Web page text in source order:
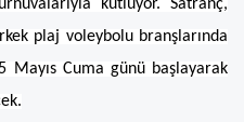
kutluyor. Satranç,
plaj voleybolu branşlarında
Cuma günü başlayarak